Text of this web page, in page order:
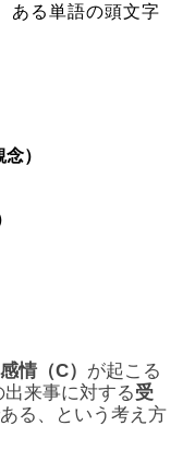
ある単語の頭文字
）
感情（C） が起こる
来事に対する受
る、という考え方